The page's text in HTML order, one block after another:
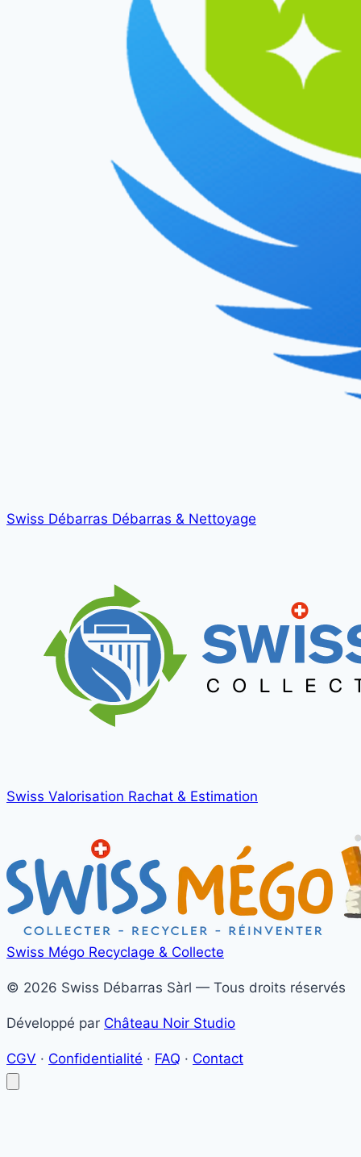
Swiss Débarras Débarras & Nettoyage
Swiss Valorisation Rachat & Estimation
Swiss Mégo Recyclage & Collecte
© 2026 Swiss Débarras Sàrl — Tous droits réservés
Développé par Château Noir Studio
CGV · Confidentialité · FAQ · Contact